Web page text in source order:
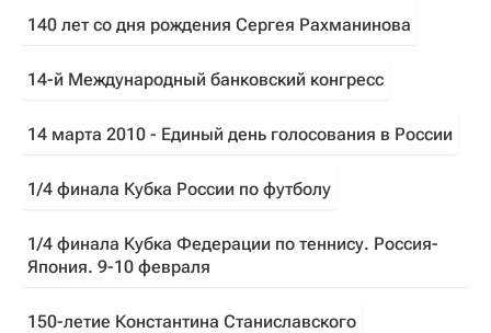
140 лет со дня рождения Сергея Рахманинова
14-й Международный банковский конгресс
14 марта 2010 - Единый день голосования в России
1/4 финала Кубка России по футболу
1/4 финала Кубка Федерации по теннису. Россия-
Япония. 9-10 февраля
150-летие Константина Станиславского